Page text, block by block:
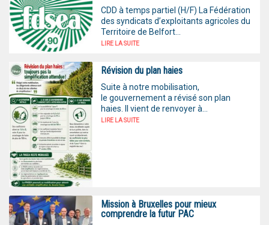
CDD à temps partiel (H/F) La Fédération
des syndicats d’exploitants agricoles du
Territoire de Belfort...
LIRE LA SUITE
Révision du plan haies
Suite à notre mobilisation,
le gouvernement a révisé son plan
haies. Il vient de renvoyer à...
LIRE LA SUITE
Mission à Bruxelles pour mieux
comprendre la futur PAC